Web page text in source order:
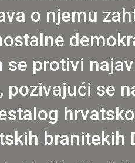
o njemu
protivi
pozivajući se
branitekih